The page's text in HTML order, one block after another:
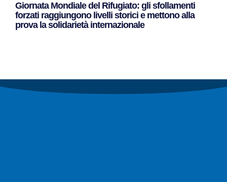
Giornata Mondiale del Rifugiato: gli sfollamenti
forzati raggiungono livelli storici e mettono alla
prova la solidarietà internazionale